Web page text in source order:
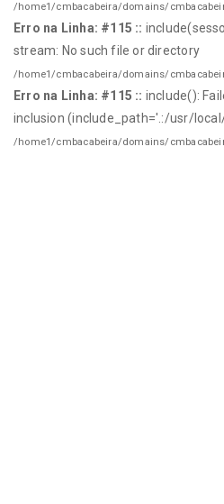
/home1/cmbacabeira/domains/
Erro na Linha: #115 ::
stream: No such file or directory
/home1/cmbacabeira/domains/
Erro na Linha: #115 :: include():
inclusion (include_path='.:/usr/
/home1/cmbacabeira/domains/